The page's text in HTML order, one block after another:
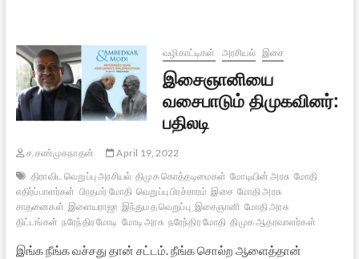
வழிகாட்டிகள் அரசியல் இசை
இசைஞானியை
வசைபாடும் திமுகவினர்:
பதிலடி
ச.சண்முகநாதன்
April 19, 2022
திராவிட வெறுப்பு அரசியல் திமுக கொத்தடிமைகள் மோடியின் அரசு மோதி
எதிர்ப்பாளர்கள் பிரதமர் மோதி வெறுப்பு பிரச்சாரம் இசை மோதி அரசு
சாதனைகள் இளையராஜா இந்துமத வெறுப்பு இசைஞானி மோதி அரசு
திட்டங்கள் நரேந்திர மோடி மோடி அரசு நரேந்திர மோதி திமுக ஆதரவாளர்கள்
இங்க நீங்க வச்சது தான் சட்டம். நீங்க சொல்ற ஆளைத்தான்